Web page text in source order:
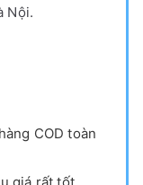
Nội.
COD toàn